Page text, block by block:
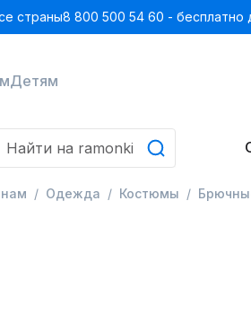
страны8 800 500 54 60 - бесплатно
Детям
Одежда Костюмы